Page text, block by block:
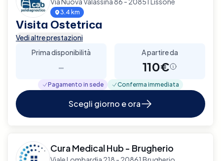
3.4 km
Visita Ostetrica
Vedi altre prestazioni
Prima disponibilità
-
A partire da
110€
Pagamento in sede Conferma immediata
Scegli giorno e ora
Cura Medical Hub - Brugherio